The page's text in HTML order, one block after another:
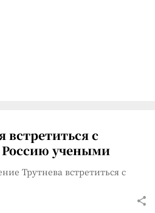
встретиться с
учеными
Трутнева встретиться с